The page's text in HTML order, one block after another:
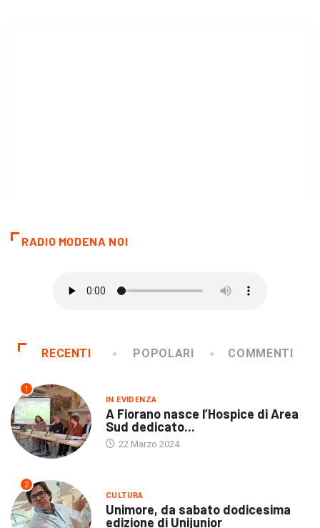
RADIO MODENA NOI
RECENTI POPOLARI COMMENTI
1
IN EVIDENZA
A Fiorano nasce l’Hospice di Area
Sud dedicato...
22 Marzo 2024
2
CULTURA
Unimore, da sabato dodicesima
edizione di Unijunior